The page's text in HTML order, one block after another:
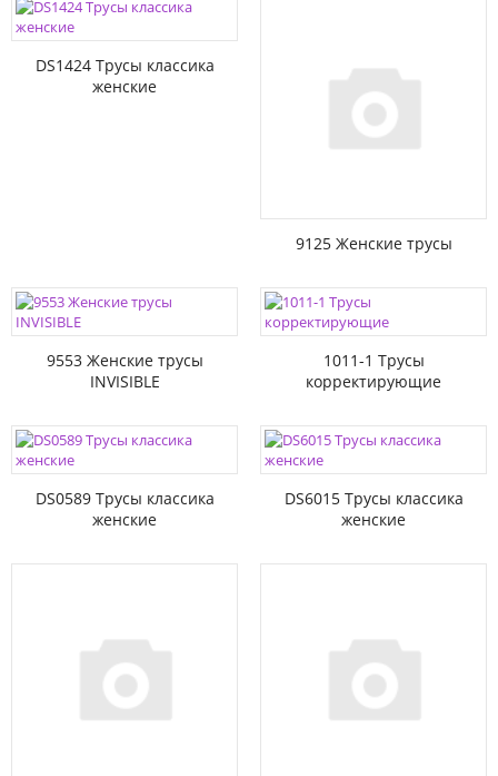
DS1424 Трусы классика
женские
9125 Женские трусы
9553 Женские трусы
INVISIBLE
1011-1 Трусы
корректирующие
DS0589 Трусы классика
женские
DS6015 Трусы классика
женские